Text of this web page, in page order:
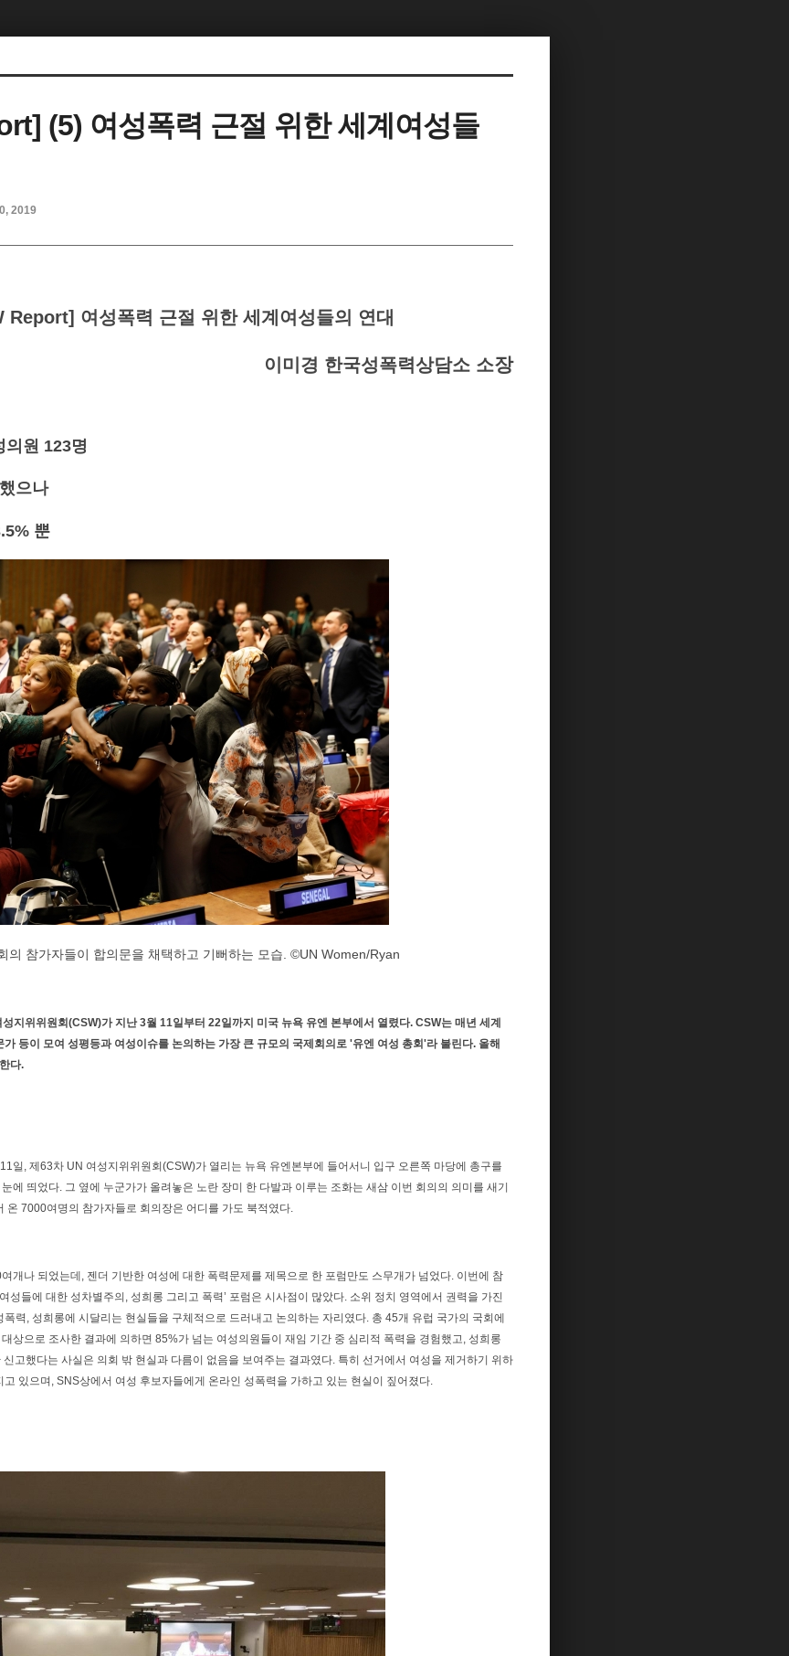
(5) 여성폭력 근절 위한 세계여성들
2019
Report] 여성폭력 근절 위한 세계여성들의 연대
이미경 한국성폭력상담소 소장
의원 123명
으나
뿐
의 참가자들이 합의문을 채택하고 기뻐하는 모습. ©UN Women/Ryan
위위원회(CSW)가 지난 3월 11일부터 22일까지 미국 뉴욕 유엔 본부에서 열렸다. CSW는 매년 세계
등이 모여 성평등과 여성이슈를 논의하는 가장 큰 규모의 국제회의로 '유엔 여성 총회'라 불린다. 올해
다.
일, 제63차 UN 여성지위위원회(CSW)가 열리는 뉴욕 유엔본부에 들어서니 입구 오른쪽 마당에 총구를
에 띄었다. 그 옆에 누군가가 올려놓은 노란 장미 한 다발과 이루는 조화는 새삼 이번 회의의 의미를 새기
온 7000여명의 참가자들로 회의장은 어디를 가도 북적였다.
개나 되었는데, 젠더 기반한 여성에 대한 폭력문제를 제목으로 한 포럼만도 스무개가 넘었다. 이번에 참
성들에 대한 성차별주의, 성희롱 그리고 폭력’ 포럼은 시사점이 많았다. 소위 정치 영역에서 권력을 가진
력, 성희롱에 시달리는 현실들을 구체적으로 드러내고 논의하는 자리였다. 총 45개 유럽 국가의 국회에
상으로 조사한 결과에 의하면 85%가 넘는 여성의원들이 재임 기간 중 심리적 폭력을 경험했고, 성희롱
고했다는 사실은 의회 밖 현실과 다름이 없음을 보여주는 결과였다. 특히 선거에서 여성을 제거하기 위하
있으며, SNS상에서 여성 후보자들에게 온라인 성폭력을 가하고 있는 현실이 짚어졌다.